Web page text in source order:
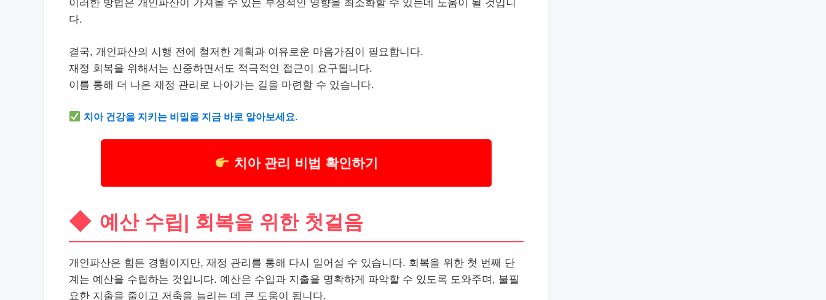
이러한 방법은 개인파산이 가져올 수 있는 부정적인 영향을 최소화할 수 있는데 도움이 될 것입니
다.
결국, 개인파산의 시행 전에 철저한 계획과 여유로운 마음가짐이 필요합니다.
재정 회복을 위해서는 신중하면서도 적극적인 접근이 요구됩니다.
이를 통해 더 나은 재정 관리로 나아가는 길을 마련할 수 있습니다.
치아 건강을 지키는 비밀을 지금 바로 알아보세요.
치아 관리 비법 확인하기
예산 수립| 회복을 위한 첫걸음
개인파산은 힘든 경험이지만, 재정 관리를 통해 다시 일어설 수 있습니다. 회복을 위한 첫 번째 단
계는 예산을 수립하는 것입니다. 예산은 수입과 지출을 명확하게 파악할 수 있도록 도와주며, 불필
요한 지출을 줄이고 저축을 늘리는 데 큰 도움이 됩니다.